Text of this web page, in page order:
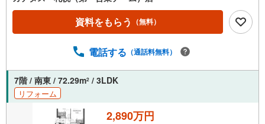
資料をもらう （無料）
電話する （通話料無料）
7階 / 南東 / 72.29m2 / 3LDK
リフォーム
2,890万円